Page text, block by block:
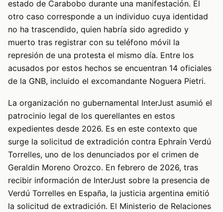
estado de Carabobo durante una manifestación. El
otro caso corresponde a un individuo cuya identidad
no ha trascendido, quien habría sido agredido y
muerto tras registrar con su teléfono móvil la
represión de una protesta el mismo día. Entre los
acusados por estos hechos se encuentran 14 oficiales
de la GNB, incluido el excomandante Noguera Pietri.
La organización no gubernamental InterJust asumió el
patrocinio legal de los querellantes en estos
expedientes desde 2026. Es en este contexto que
surge la solicitud de extradición contra Ephraín Verdú
Torrelles, uno de los denunciados por el crimen de
Geraldin Moreno Orozco. En febrero de 2026, tras
recibir información de InterJust sobre la presencia de
Verdú Torrelles en España, la justicia argentina emitió
la solicitud de extradición. El Ministerio de Relaciones